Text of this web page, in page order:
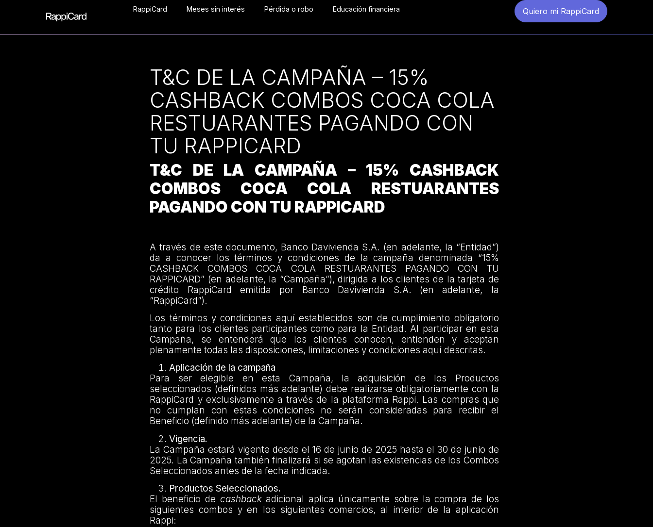
RappiCard Meses sin interés Pérdida o robo Educación financiera Quiero mi RappiCard
T&C DE LA CAMPAÑA – 15%
CASHBACK COMBOS COCA COLA
RESTUARANTES PAGANDO CON
TU RAPPICARD
T&C DE LA CAMPAÑA – 15% CASHBACK
COMBOS COCA COLA RESTUARANTES
PAGANDO CON TU RAPPICARD
A través de este documento, Banco Davivienda S.A. (en adelante, la “Entidad”)
da a conocer los términos y condiciones de la campaña denominada “15%
CASHBACK COMBOS COCA COLA RESTUARANTES PAGANDO CON TU
RAPPICARD” (en adelante, la “Campaña”), dirigida a los clientes de la tarjeta de
crédito RappiCard emitida por Banco Davivienda S.A. (en adelante, la
“RappiCard”).
Los términos y condiciones aquí establecidos son de cumplimiento obligatorio
tanto para los clientes participantes como para la Entidad. Al participar en esta
Campaña, se entenderá que los clientes conocen, entienden y aceptan
plenamente todas las disposiciones, limitaciones y condiciones aquí descritas.
Aplicación de la campaña
Para ser elegible en esta Campaña, la adquisición de los Productos
seleccionados (definidos más adelante) debe realizarse obligatoriamente con la
RappiCard y exclusivamente a través de la plataforma Rappi. Las compras que
no cumplan con estas condiciones no serán consideradas para recibir el
Beneficio (definido más adelante) de la Campaña.
Vigencia.
La Campaña estará vigente desde el 16 de junio de 2025 hasta el 30 de junio de
2025. La Campaña también finalizará si se agotan las existencias de los Combos
Seleccionados antes de la fecha indicada.
Productos Seleccionados.
El beneficio de cashbackadicional aplica únicamente sobre la compra de los
siguientes combos y en los siguientes comercios, al interior de la aplicación
Rappi: